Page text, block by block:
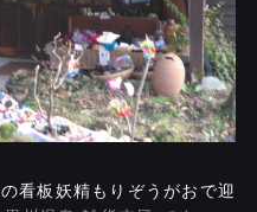
看板妖精もりぞうがおで迎